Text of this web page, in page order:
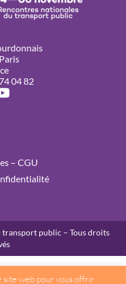
04 82
– CGU
public – Tous droits
site web pour vous offrir